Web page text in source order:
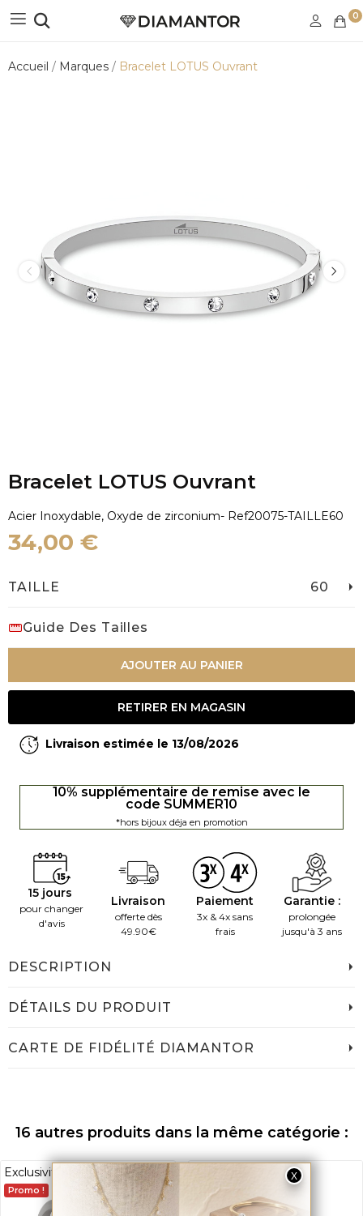
0
Accueil Marques Bracelet LOTUS Ouvrant
Bracelet LOTUS Ouvrant
Acier Inoxydable, Oxyde de zirconium- Ref20075-TAILLE60
34,00 €
TAILLE 60
Guide Des Tailles
AJOUTER AU PANIER
RETIRER EN MAGASIN
Livraison estimée le 13/08/2026
10% supplémentaire de remise avec le
code SUMMER10
*hors bijoux déja en promotion
15 jours
pour changer
d'avis
Livraison
offerte dès
49.90€
Paiement
3x & 4x sans
frais
Garantie :
prolongée
jusqu'à 3 ans
DESCRIPTION
DÉTAILS DU PRODUIT
CARTE DE FIDÉLITÉ DIAMANTOR
16 autres produits dans la même catégorie :
Exclusivité web
Promo !